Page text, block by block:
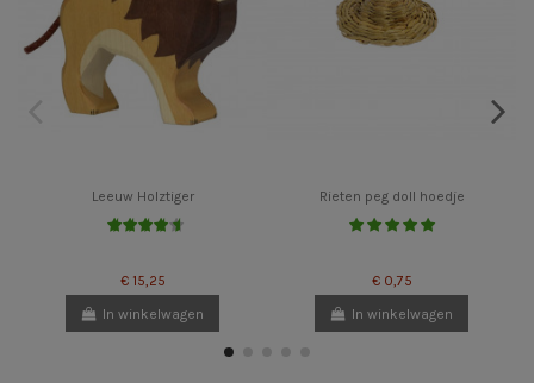
Leeuw Holztiger
€ 15,25
In winkelwagen
Rieten peg doll hoedje
€ 0,75
In winkelwagen